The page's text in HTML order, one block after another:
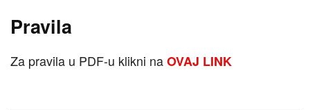
Pravila
Za pravila u PDF-u klikni naOVAJ LINK